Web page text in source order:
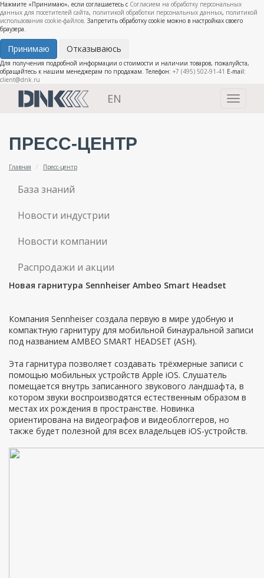
Нажмите «Принимаю», если соглашаетесь с Согласием на обработку персональных
данных для посетителей сайта, политикой обработки персональных данных, политикой
использования cookie-файлов. Запретить обработку cookie можно в настройках своего
браузера.
Принимаю Отказываюсь
Для получения подробной информации о стоимости и наличии товаров, пожалуйста,
обращайтесь к нашим менеджерам по продажам. Телефон: +7 (495) 502-91-41 E-mail:
client@dnk.ru
Toggle
EN
ПРЕСС-ЦЕНТР
Главная Пресс-центр
База знаний
Новости индустрии
Новости компании
Распродажи и акции
Новая гарнитура Sennheiser Ambeo Smart Headset
Компания Sennheiser создала первую в мире удобную и
компактную гарнитуру для мобильной бинауральной записи
под названием AMBEO SMART HEADSET (ASH).
Эта гарнитура позволяет создавать трёхмерные записи с
помощью мобильных устройств Apple iOS. Слушатель
помещается внутрь записанного звукового ландшафта, в
котором звуки воспроизводятся естественным образом в
местах их рождения в пространстве. Новинка
ориентирована на видеографов и видеоблоггеров, но
также будет полезной для всех владельцев iOS-устройств.